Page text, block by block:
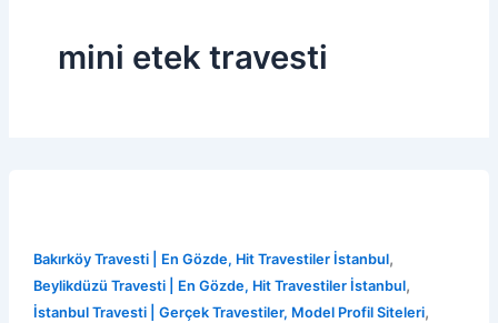
mini etek travesti
Bakırköy Travesti | En Gözde, Hit Travestiler İstanbul,
Beylikdüzü Travesti | En Gözde, Hit Travestiler İstanbul,
İstanbul Travesti | Gerçek Travestiler, Model Profil Siteleri,